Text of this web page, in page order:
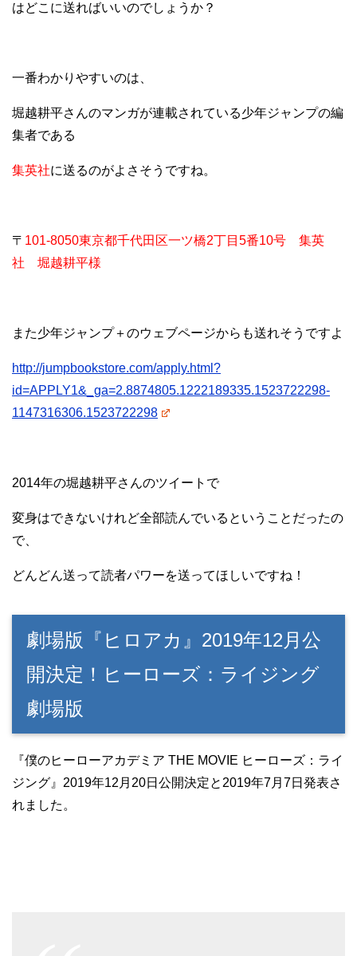
はどこに送ればいいのでしょうか？
一番わかりやすいのは、
堀越耕平さんのマンガが連載されている少年ジャンプの編
集者である
集英社に送るのがよさそうですね。
〒 101-8050東京都千代田区一ツ橋2丁目5番10号 集英
社 堀越耕平様
また少年ジャンプ＋のウェブページからも送れそうですよ
http://jumpbookstore.com/apply.html?
id=APPLY1&_ga=2.8874805.1222189335.1523722298-
1147316306.1523722298
2014年の堀越耕平さんのツイートで
変身はできないけれど全部読んでいるということだったの
で、
どんどん送って読者パワーを送ってほしいですね！
劇場版『ヒロアカ』2019年12月公
開決定！ヒーローズ：ライジング
劇場版
『僕のヒーローアカデミア THE MOVIE ヒーローズ：ライ
ジング』2019年12月20日公開決定と2019年7月7日発表さ
れました。